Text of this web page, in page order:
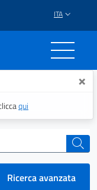
ITA
×
qui
cerca
Ricerca avanzata